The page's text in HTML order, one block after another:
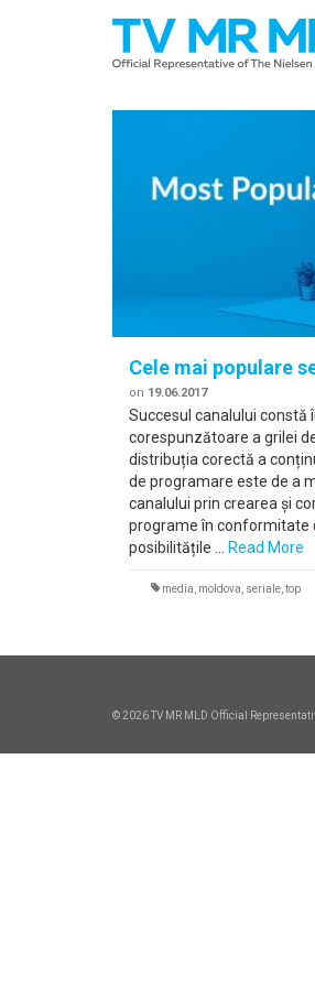
Cele mai populare
on 19.06.2017
Succesul canalului constă
corespunzătoare a grilei
distribuția corectă a
de programare este de a
canalului prin crearea și
programe în conformitate
posibilitățile …
Read More
media moldova seriale top
© 2026 TV MR MLD Official